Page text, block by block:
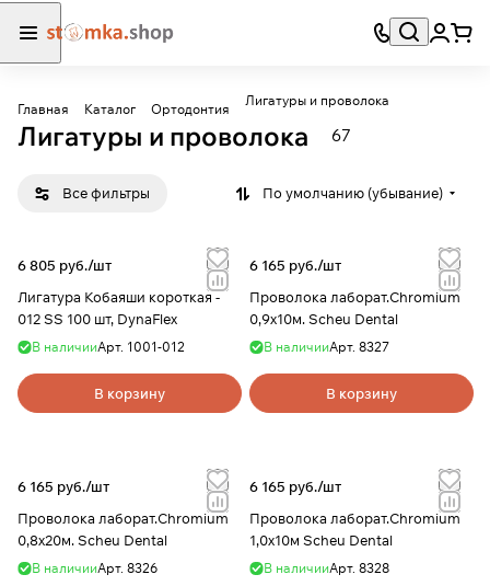
Главная Каталог Ортодонтия
Лигатуры и проволока
Лигатуры и проволока 67
Все фильтры По умолчанию (убывание)
6 805 руб./шт
Лигатура Кобаяши короткая -
012 SS 100 шт, DynaFlex
В наличииАрт. 1001-012
В корзину
6 165 руб./шт
Проволока лаборат.Chromium
0,9х10м. Scheu Dental
В наличииАрт. 8327
В корзину
6 165 руб./шт
Проволока лаборат.Chromium
0,8х20м. Scheu Dental
В наличииАрт. 8326
6 165 руб./шт
Проволока лаборат.Chromium
1,0х10м Scheu Dental
В наличииАрт. 8328